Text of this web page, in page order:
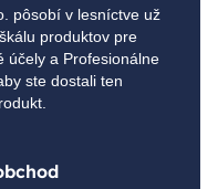
pôsobí v lesníctve už
produktov pre
účely a Profesionálne
ste dostali ten